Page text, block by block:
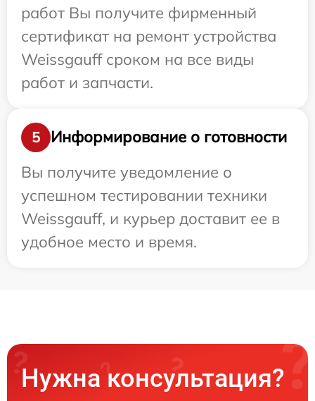
работ Вы получите фирменный
сертификат на ремонт устройства
Weissgauff сроком на все виды
работ и запчасти.
5
Информирование о готовности
Вы получите уведомление о
успешном тестировании техники
Weissgauff, и курьер доставит ее в
удобное место и время.
Нужна консультация?